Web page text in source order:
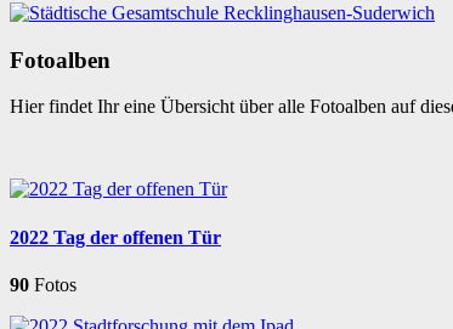
Fotoalben
Hier findet Ihr eine Übersicht über alle Fotoalben auf
2022 Tag der offenen Tür
90 Fotos